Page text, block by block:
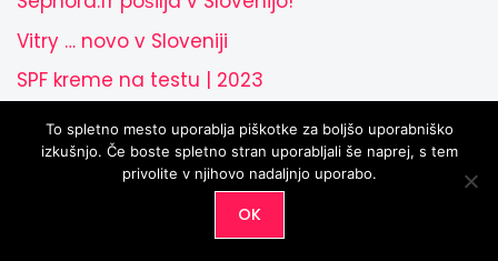
Vitry … novo v Sloveniji
SPF kreme na testu | 2023
5 nasvetov pri izbiri parfuma
To spletno mesto uporablja piškotke za boljšo uporabniško
izkušnjo. Če boste spletno stran uporabljali še naprej, s tem
privolite v njihovo nadaljnjo uporabo.
OK